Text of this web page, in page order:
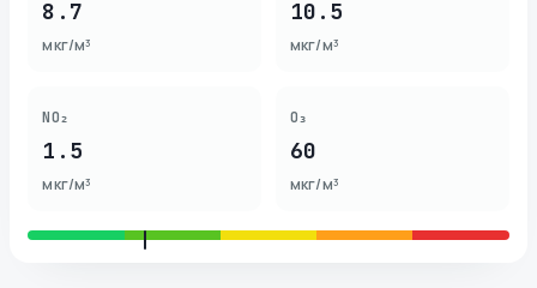
8.7
мкг/м³
10.5
мкг/м³
NO₂
1.5
мкг/м³
O₃
60
мкг/м³